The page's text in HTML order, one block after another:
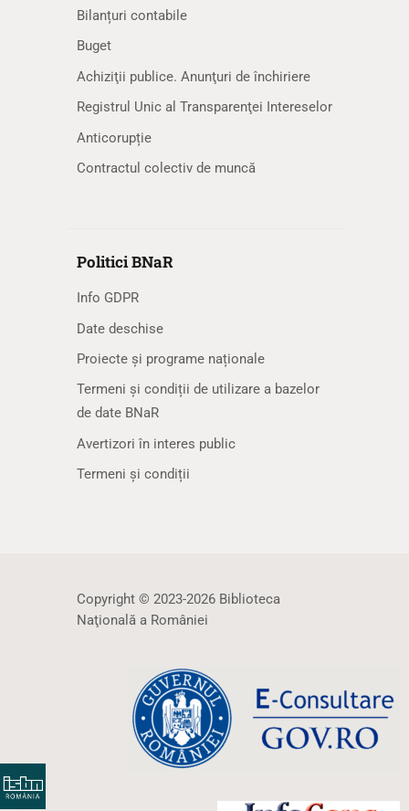
Bilanțuri contabile
Buget
Achiziţii publice. Anunţuri de închiriere
Registrul Unic al Transparenţei Intereselor
Anticorupție
Contractul colectiv de muncă
Politici BNaR
Info GDPR
Date deschise
Proiecte și programe naționale
Termeni și condiții de utilizare a bazelor
de date BNaR
Avertizori în interes public
Termeni și condiții
Copyright © 2023-2026 Biblioteca
Naţională a României